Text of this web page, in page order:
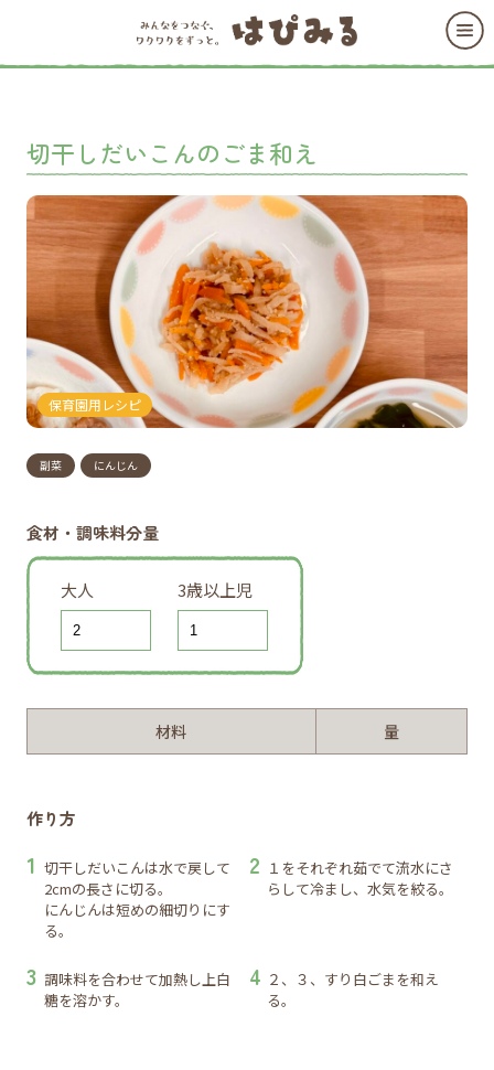
切干しだいこんのごま和え
保育園用レシピ
副菜 にんじん
食材・調味料分量
大人 3歳以上児
材料 量
作り方
切干しだいこんは水で戻して
2cmの長さに切る。
にんじんは短めの細切りにす
る。
１をそれぞれ茹でて流水にさ
らして冷まし、水気を絞る。
調味料を合わせて加熱し上白
糖を溶かす。
２、３、すり白ごまを和え
る。